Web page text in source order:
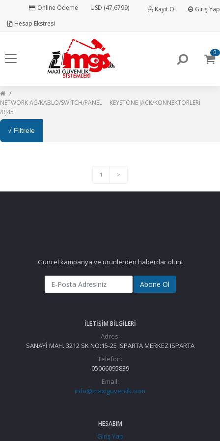
Online Ödeme
USD (47,6799)
Hesap Ekstresi
Kayıt Ol Giriş Yap
0
NETWORK AĞ/KABLO/SWİTCH/PANEL
KEYSTONE JACK/KONNEKTÖRLERİ
/RJ45
√ Filtrele
1 >
Güncel kampanya ve ürünlerden haberdar olun!
Abone Ol
İLETIŞIM BILGILERI
Adres:
SANAYİ MAH. 3212 SK NO:15-25 ISPARTA MERKEZ ISPARTA
Telefon:
05066095839
Email:
info@maxiguvenlik.com
HESABIM
Giriş Yap